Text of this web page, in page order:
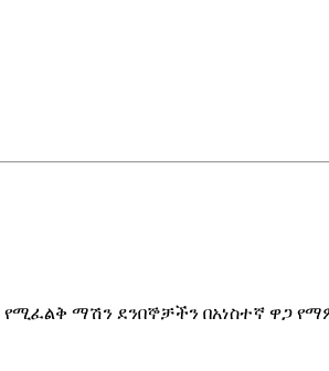
የሚፈልቅ ማሽን ደንበኞቻችን በአነስተኛ ዋጋ